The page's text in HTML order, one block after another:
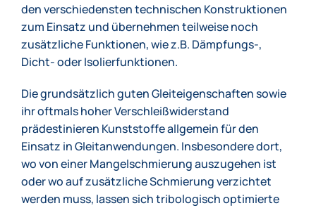
den verschiedensten technischen Konstruktionen
zum Einsatz und übernehmen teilweise noch
zusätzliche Funktionen, wie z.B. Dämpfungs-,
Dicht- oder Isolierfunktionen.
Die grundsätzlich guten Gleiteigenschaften sowie
ihr oftmals hoher Verschleißwiderstand
prädestinieren Kunststoffe allgemein für den
Einsatz in Gleitanwendungen. Insbesondere dort,
wo von einer Mangelschmierung auszugehen ist
oder wo auf zusätzliche Schmierung verzichtet
werden muss, lassen sich tribologisch optimierte